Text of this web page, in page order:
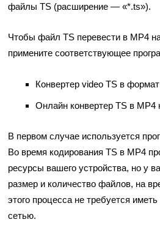
файлы TS (расширение — «*.ts»).
Чтобы файл TS перевести в MP4
примените соответствующее
Конвертер video TS в
Онлайн конвертер TS в MP4
В первом случае используется
Во время кодирования TS в MP4
ресурсы вашего устройства, но у
размер и количество файлов, на
этого процесса не требуется
сетью.